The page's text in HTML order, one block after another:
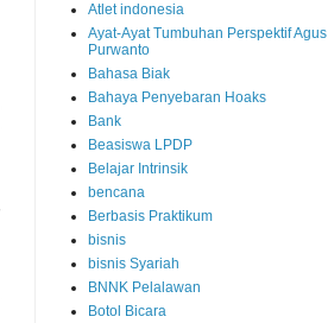
Atlet indonesia
Ayat-Ayat Tumbuhan Perspektif Agus
Purwanto
Bahasa Biak
Bahaya Penyebaran Hoaks
Bank
Beasiswa LPDP
Belajar Intrinsik
bencana
Berbasis Praktikum
bisnis
bisnis Syariah
BNNK Pelalawan
Botol Bicara